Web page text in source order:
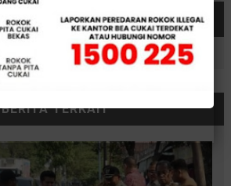
Bagikan
BERITA TERKAIT